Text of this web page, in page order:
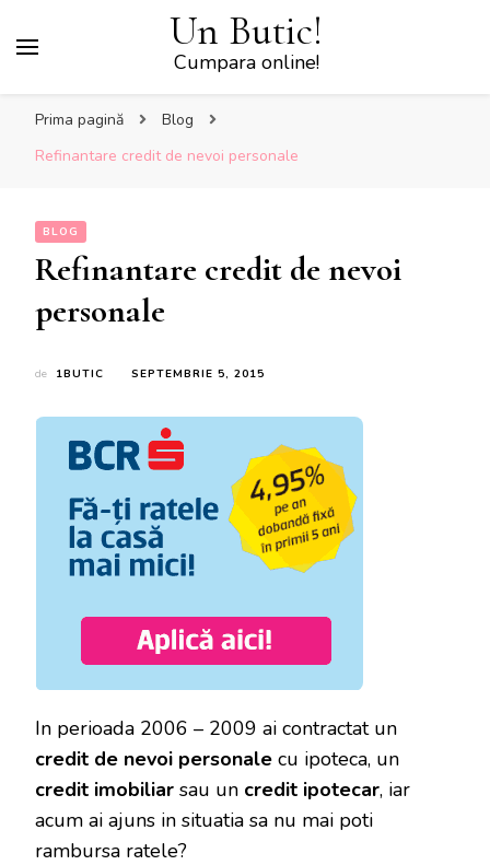
Un Butic!
Cumpara online!
Prima pagină
Blog
Refinantare credit de nevoi personale
BLOG
Refinantare credit de nevoi
personale
de 1BUTIC SEPTEMBRIE 5, 2015
In perioada 2006 – 2009 ai contractat un
credit de nevoi personale cu ipoteca, un
credit imobiliar sau un credit ipotecar, iar
acum ai ajuns in situatia sa nu mai poti
rambursa ratele?